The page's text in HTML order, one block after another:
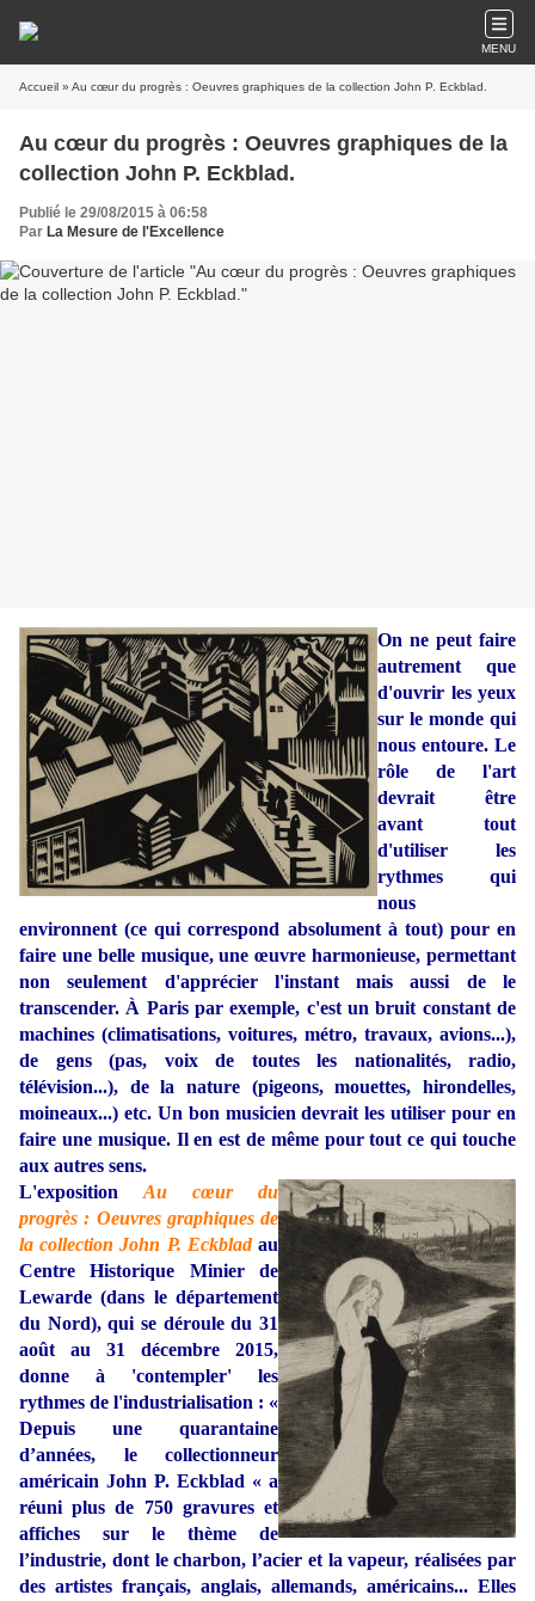
MENU
Accueil » Au cœur du progrès : Oeuvres graphiques de la collection John P. Eckblad.
Au cœur du progrès : Oeuvres graphiques de la
collection John P. Eckblad.
Publié le 29/08/2015 à 06:58
Par La Mesure de l'Excellence
On ne peut faire
autrement que
d'ouvrir les yeux
sur le monde qui
nous entoure. Le
rôle de l'art
devrait être
avant tout
d'utiliser les
rythmes qui
nous
environnent (ce qui correspond absolument à tout) pour en
faire une belle musique, une œuvre harmonieuse, permettant
non seulement d'apprécier l'instant mais aussi de le
transcender. À Paris par exemple, c'est un bruit constant de
machines (climatisations, voitures, métro, travaux, avions...),
de gens (pas, voix de toutes les nationalités, radio,
télévision...), de la nature (pigeons, mouettes, hirondelles,
moineaux...) etc. Un bon musicien devrait les utiliser pour en
faire une musique. Il en est de même pour tout ce qui touche
aux autres sens.
L'exposition Au cœur du
progrès : Oeuvres graphiques de
la collection John P. Eckblad au
Centre Historique Minier de
Lewarde (dans le département
du Nord), qui se déroule du 31
août au 31 décembre 2015,
donne à 'contempler' les
rythmes de l'industrialisation : «
Depuis une quarantaine
d’années, le collectionneur
américain John P. Eckblad « a
réuni plus de 750 gravures et
affiches sur le thème de
l’industrie, dont le charbon, l’acier et la vapeur, réalisées par
des artistes français, anglais, allemands, américains... Elles